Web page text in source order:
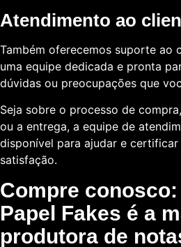
Atendimento ao
Também oferecemos suporte ao
uma equipe dedicada e pronta
dúvidas ou preocupações que
Seja sobre o processo de
ou a entrega, a equipe de
disponível para ajudar e certificar
satisfação.
Compre conosco:
Papel Fakes é a
produtora de